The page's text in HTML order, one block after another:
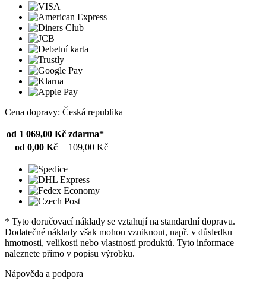
Cena dopravy: Česká republika
od 1 069,00 Kč zdarma*
od 0,00 Kč
109,00 Kč
* Tyto doručovací náklady se vztahují na standardní dopravu.
Dodatečné náklady však mohou vzniknout, např. v důsledku
hmotnosti, velikosti nebo vlastností produktů. Tyto informace
naleznete přímo v popisu výrobku.
Nápověda a podpora